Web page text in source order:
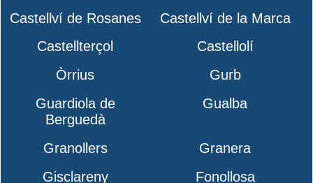
Castellví de Rosanes
Castellví de la Marca
Castellterçol
Castellolí
Òrrius
Gurb
Guardiola de
Berguedà
Gualba
Granollers
Granera
Gisclareny
Fonollosa